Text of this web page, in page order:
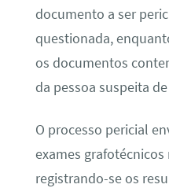
documento a ser
questionada,
os documentos
da pessoa suspeita
O processo pericial
exames
registrando-se os